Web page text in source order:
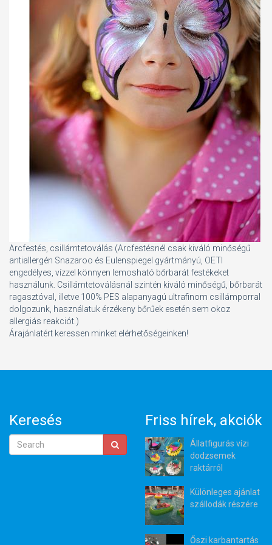
Arcfestés, csillámtetoválás (Arcfestésnél csak kiváló minőségű
antiallergén Snazaroo és Eulenspiegel gyártmányú, OETI
engedélyes, vízzel könnyen lemosható bőrbarát festékeket
használunk. Csillámtetoválásnál szintén kiváló minőségű, bőrbarát
ragasztóval, illetve 100% PES alapanyagú ultrafinom csillámporral
dolgozunk, használatuk érzékeny bőrűek esetén sem okoz
allergiás reakciót.)
Árajánlatért keressen minket elérhetőségeinken!
Keresés Friss hírek, akciók
Állatfigurás vízi
dodzsemek
raktárról
Különleges ajánlat
szállodák részére
Őszi karbantartás